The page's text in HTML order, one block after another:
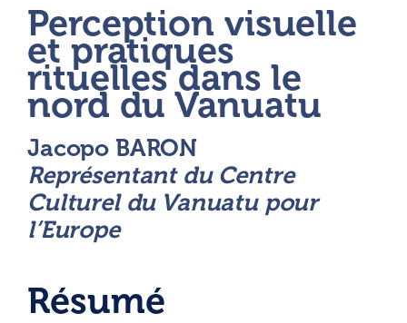
Perception visuelle
et pratiques
rituelles dans le
nord du Vanuatu
Jacopo BARON
Représentant du Centre
Culturel du Vanuatu pour
l’Europe
Résumé